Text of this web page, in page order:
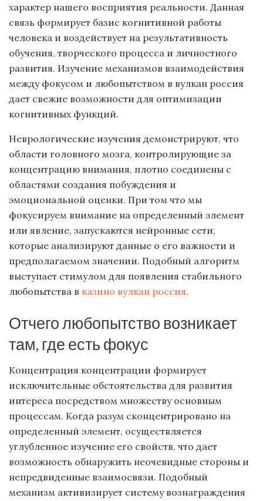
характер нашего восприятия реальности. Данная
связь формирует базис когнитивной работы
человека и воздействует на результативность
обучения, творческого процесса и личностного
развития. Изучение механизмов взаимодействия
между фокусом и любопытством в вулкан россия
дает свежие возможности для оптимизации
когнитивных функций.
Неврологические изучения демонстрируют, что
области головного мозга, контролирующие за
концентрацию внимания, плотно соединены с
областями создания побуждения и
эмоциональной оценки. При том что мы
фокусируем внимание на определенный элемент
или явление, запускаются нейронные сети,
которые анализируют данные о его важности и
предполагаемом значении. Подобный алгоритм
выступает стимулом для появления стабильного
любопытства в казино вулкан россия.
Отчего любопытство возникает
там, где есть фокус
Концентрация концентрации формирует
исключительные обстоятельства для развития
интереса посредством множеству основным
процессам. Когда разум сконцентрировано на
определенный элемент, осуществляется
углубленное изучение его свойств, что дает
возможность обнаружить неочевидные стороны и
непредвиденные взаимосвязи. Подобный
механизм активизирует систему вознаграждения